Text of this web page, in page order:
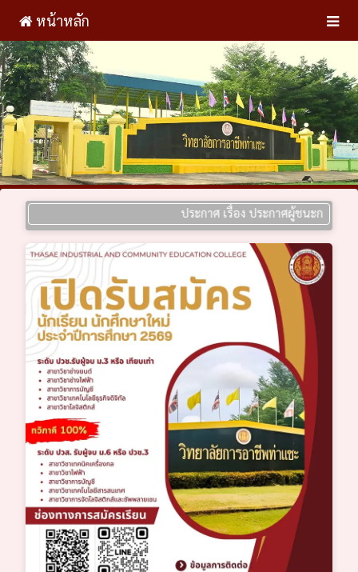
หน้าหลัก
ประกาศ เรื่อง ประกาศผู้ชนะการเสนอร